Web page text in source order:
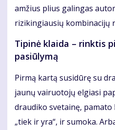
amžius plius galingas
rizikingiausių kombinacijų
Tipinė klaida – rinktis
pasiūlymą
Pirmą kartą susidūrę su
jaunų vairuotojų elgiasi
draudiko svetainę, pamato
„tiek ir yra“, ir sumoka.